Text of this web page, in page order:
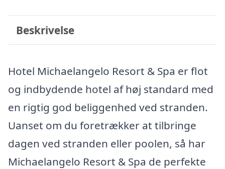
Beskrivelse
Hotel Michaelangelo Resort & Spa er flot
og indbydende hotel af høj standard med
en rigtig god beliggenhed ved stranden.
Uanset om du foretrækker at tilbringe
dagen ved stranden eller poolen, så har
Michaelangelo Resort & Spa de perfekte